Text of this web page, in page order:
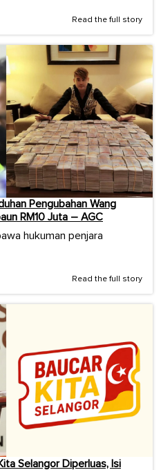
Read the full story
Pengubahan Wang
RM10 Juta – AGC
hukuman penjara
Read the full story
Selangor Diperluas, Isi